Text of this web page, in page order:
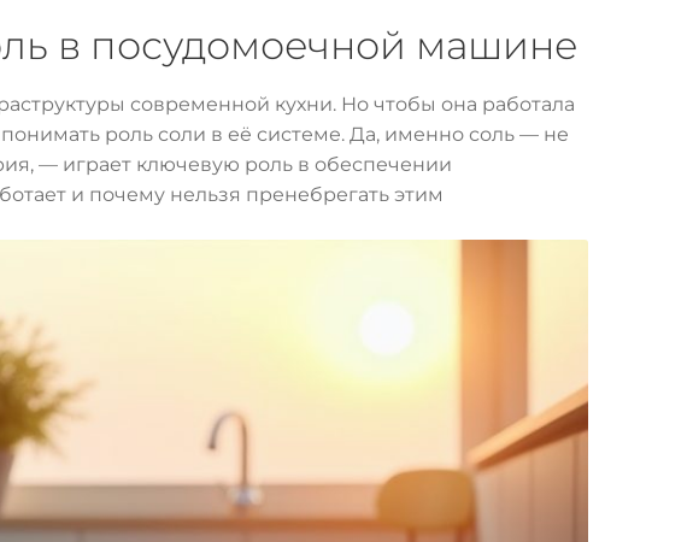
в посудомоечной машине
современной кухни. Но чтобы она работала
роль соли в её системе. Да, именно соль — не
— играет ключевую роль в обеспечении
и почему нельзя пренебрегать этим